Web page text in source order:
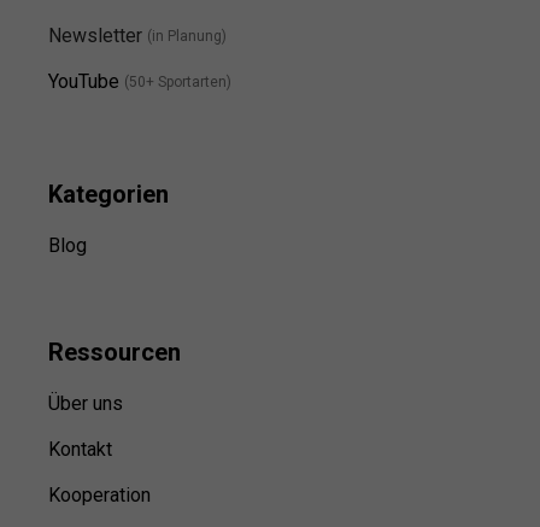
Newsletter (in Planung)
YouTube (50+ Sportarten)
Kategorien
Blog
Ressourcen
Über uns
Kontakt
Kooperation